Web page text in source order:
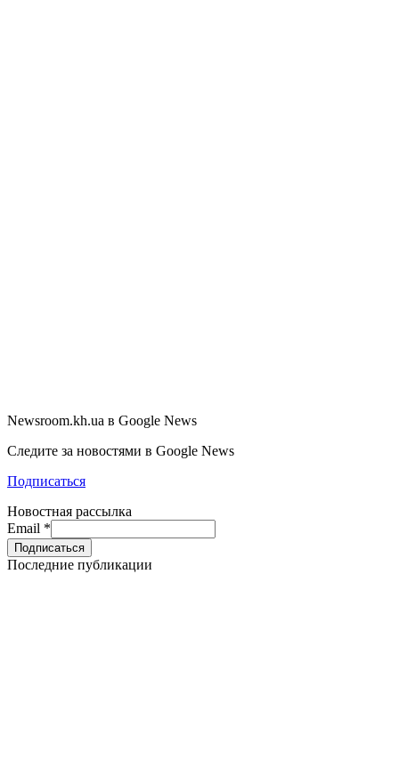
Newsroom.kh.ua в Google News
Следите за новостями в Google News
Подписаться
Новостная рассылка
Email *
Последние публикации